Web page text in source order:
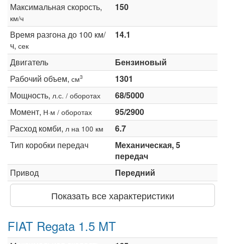
Максимальная скорость,
км/ч
150
Время разгона до 100 км/
ч, сек
14.1
Двигатель
Бензиновый
Рабочий объем, см3
1301
Мощность, л.с. / оборотах
68/5000
Момент, Н·м / оборотах
95/2900
Расход комби, л на 100 км
6.7
Тип коробки передач
Механическая, 5
передач
Привод
Передний
Показать все характеристики
FIAT Regata 1.5 MT